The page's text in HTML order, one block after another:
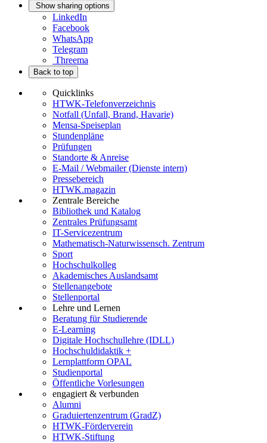
Show sharing options
LinkedIn
Facebook
WhatsApp
Telegram
Threema
Back to top
Quicklinks
HTWK-Telefonverzeichnis
Notfall (Unfall, Brand, Havarie)
Mensa-Speiseplan
Stundenpläne
Prüfungen
Standorte & Anreise
E-Mail / Webmailer (Dienste intern)
Pressebereich
HTWK.magazin
Zentrale Bereiche
Bibliothek und Katalog
Zentrales Prüfungsamt
IT-Servicezentrum
Mathematisch-Naturwissensch. Zentrum
Sport
Hochschulkolleg
Akademisches Auslandsamt
Stellenangebote
Stellenportal
Lehre und Lernen
Beratung für Studierende
E-Learning
Digitale Hochschullehre (IDLL)
Hochschuldidaktik +
Lernplattform OPAL
Studienportal
Öffentliche Vorlesungen
engagiert & verbunden
Alumni
Graduiertenzentrum (GradZ)
HTWK-Förderverein
HTWK-Stiftung